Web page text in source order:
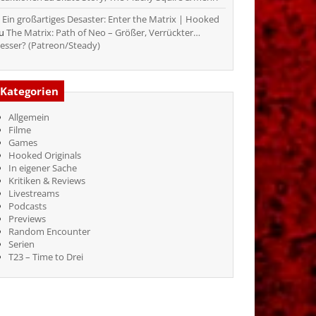
Ein großartiges Desaster: Enter the Matrix | Hooked
The Matrix: Path of Neo – Größer, Verrückter…
(Patreon/Steady)
Kategorien
Allgemein
Filme
Games
Hooked Originals
In eigener Sache
Kritiken & Reviews
Livestreams
Podcasts
Previews
Random Encounter
Serien
T23 – Time to Drei